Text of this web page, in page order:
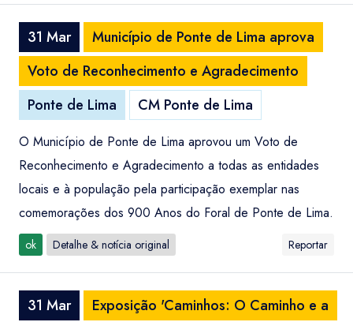
31 Mar
Município de Ponte de Lima aprova
Voto de Reconhecimento e Agradecimento
Ponte de Lima
CM Ponte de Lima
O Município de Ponte de Lima aprovou um Voto de
Reconhecimento e Agradecimento a todas as entidades
locais e à população pela participação exemplar nas
comemorações dos 900 Anos do Foral de Ponte de Lima.
ok Detalhe & notícia original Reportar
31 Mar
Exposição 'Caminhos: O Caminho e a